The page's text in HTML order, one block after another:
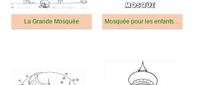
La Grande Mosquée Mosquée pour les enfants de 1 an